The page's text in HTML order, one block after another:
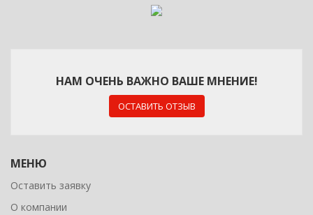
НАМ ОЧЕНЬ ВАЖНО ВАШЕ МНЕНИЕ!
ОСТАВИТЬ ОТЗЫВ
МЕНЮ
Оставить заявку
О компании